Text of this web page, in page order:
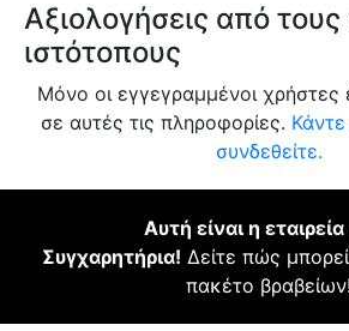
Αξιολογήσεις από
ιστότοπους
Μόνο οι εγγεγραμμένοι
σε αυτές τις πληροφορίες.
συνδεθείτε.
Αυτή είναι η
Συγχαρητήρια! Δείτε πώς
πακέτο βραβείων!